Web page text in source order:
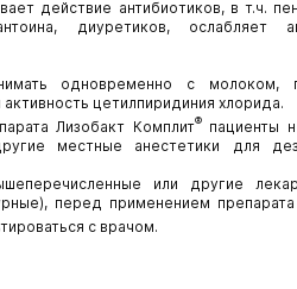
действие антибиотиков, в т.ч.
диуретиков, ослабляет
одновременно с молоком,
цетилпиридиния хлорида.
Лизобакт Комплит®пациенты
местные анестетики для
или другие
перед применением
с врачом.